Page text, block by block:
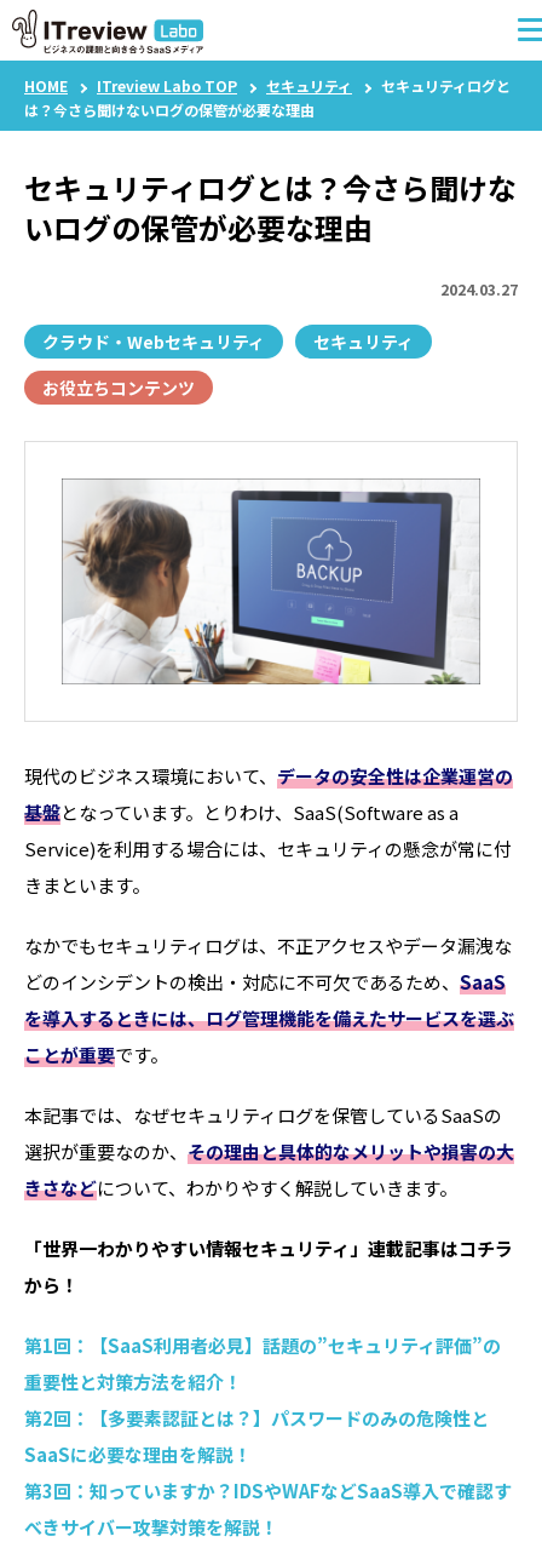
特集一覧
HOME ITreview Labo TOP セキュリティ
セキュリティログと
は？今さら聞けないログの保管が必要な理由
セキュリティログとは？今さら聞けな
いログの保管が必要な理由
2024.03.27
クラウド・Webセキュリティ
セキュリティ
お役立ちコンテンツ
現代のビジネス環境において、 データの安全性は企業運営の
基盤となっています。とりわけ、SaaS(Software as a
Service)を利用する場合には、セキュリティの懸念が常に付
きまといます。
なかでもセキュリティログは、不正アクセスやデータ漏洩な
どのインシデントの検出・対応に不可欠であるため、 SaaS
を導入するときには、ログ管理機能を備えたサービスを選ぶ
ことが重要です。
本記事では、なぜセキュリティログを保管しているSaaSの
選択が重要なのか、 その理由と具体的なメリットや損害の大
きさなどについて、わかりやすく解説していきます。
「世界一わかりやすい情報セキュリティ」連載記事はコチラ
から！
第1回：【SaaS利用者必見】話題の”セキュリティ評価”の
重要性と対策方法を紹介！
第2回：【多要素認証とは？】パスワードのみの危険性と
SaaSに必要な理由を解説！
第3回：知っていますか？IDSやWAFなどSaaS導入で確認す
べきサイバー攻撃対策を解説！